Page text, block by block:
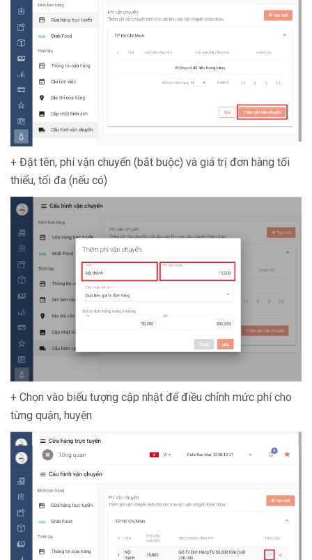
+ Đặt tên, phí vận chuyển (bắt buộc) và giá trị đơn hàng tối
thiểu, tối đa (nếu có)
+ Chọn vào biểu tượng cập nhật để điều chỉnh mức phí cho
từng quận, huyện